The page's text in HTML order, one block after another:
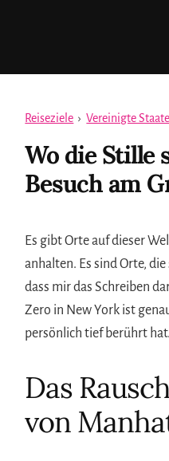
Reiseziele › Vereinigte
Wo die Stille
Besuch am
Es gibt Orte auf dieser
anhalten. Es sind Orte,
dass mir das Schreiben
Zero in New York ist
persönlich tief berührt hat.
Das
von